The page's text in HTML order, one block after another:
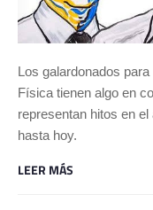
Los galardonados
Física tienen algo en
representan hitos en
hasta hoy.
LEER MÁS